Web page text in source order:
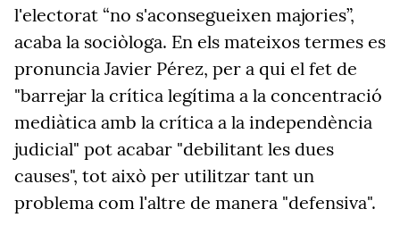
l'electorat “no s'aconsegueixen majories”,
acaba la sociòloga. En els mateixos termes es
pronuncia Javier Pérez, per a qui el fet de
"barrejar la crítica legítima a la concentració
mediàtica amb la crítica a la independència
judicial" pot acabar "debilitant les dues
causes", tot això per utilitzar tant un
problema com l'altre de manera "defensiva".